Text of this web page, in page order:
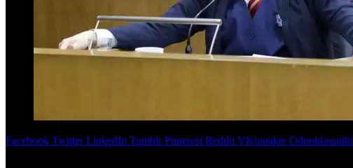
Facebook Twitter LinkedIn Tumblr Pinterest Reddit VKontakte Odnoklassniki